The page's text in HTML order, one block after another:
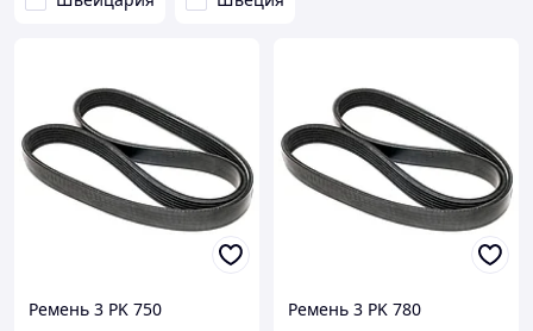
Ремень 3 PK 750 Ремень 3 PK 780